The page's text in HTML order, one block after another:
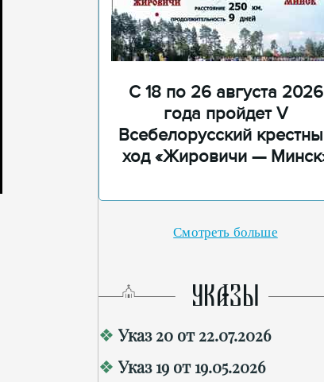
С 18 по 26 августа 2026
года пройдет V
Всебелорусский
ход «Жировичи —
Смотреть больше
УКАЗЫ
Указ 20 от 22.07.2026
Указ 19 от 19.05.2026